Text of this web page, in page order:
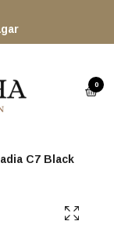
0
C7 Black